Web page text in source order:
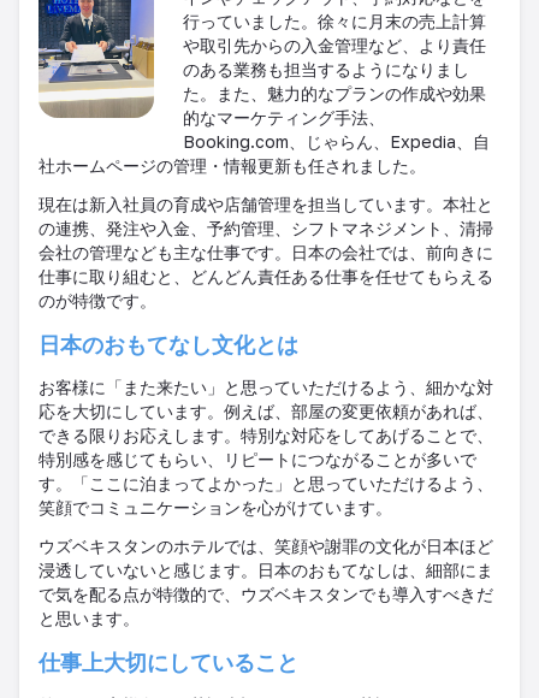
行っていました。徐々に月末の売上計算
や取引先からの入金管理など、より責任
のある業務も担当するようになりまし
た。また、魅力的なプランの作成や効果
的なマーケティング手法、
Booking.com 、じゃらん、 Expedia 、自
社ホームページの管理・情報更新も任されました。
現在は新入社員の育成や店舗管理を担当しています。本社と
の連携、発注や入金、予約管理、シフトマネジメント、清掃
会社の管理なども主な仕事です。日本の会社では、前向きに
仕事に取り組むと、どんどん責任ある仕事を任せてもらえる
のが特徴です。
日本のおもてなし文化とは
お客様に「また来たい」と思っていただけるよう、細かな対
応を大切にしています。例えば、部屋の変更依頼があれば、
できる限りお応えします。特別な対応をしてあげることで、
特別感を感じてもらい、リピートにつながることが多いで
す。「ここに泊まってよかった」と思っていただけるよう、
笑顔でコミュニケーションを心がけています。
ウズベキスタンのホテルでは、笑顔や謝罪の文化が日本ほど
浸透していないと感じます。日本のおもてなしは、細部にま
で気を配る点が特徴的で、ウズベキスタンでも導入すべきだ
と思います。
仕事上大切にしていること